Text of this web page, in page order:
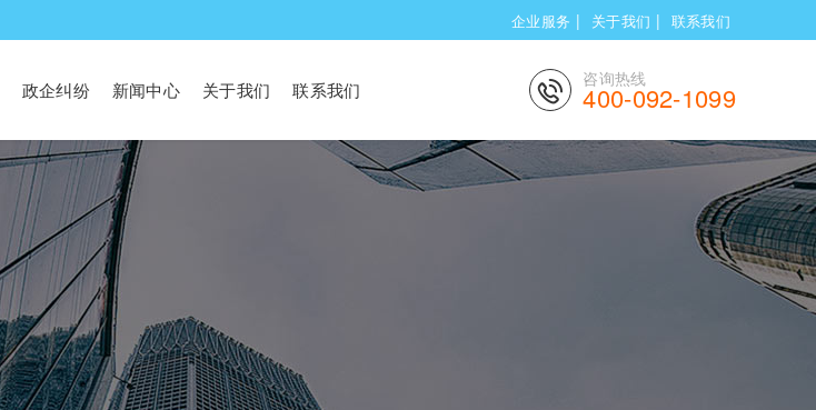
企业服务 | 关于我们 | 联系我们
政企纠纷 新闻中心 关于我们 联系我们 咨询热线
400-092-1099